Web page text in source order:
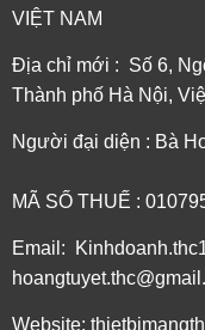
VIỆT NAM
Địa chỉ mới : Số 6,
Thành phố Hà Nội,
Người đại diện : Bà
MÃ SỐ THUẾ :
Email:
Website: